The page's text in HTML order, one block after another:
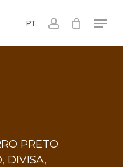
PT account
Menu
PRETO
DIVISA,